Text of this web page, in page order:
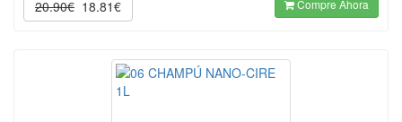
20.90€ 18.81€ Compre Ahora